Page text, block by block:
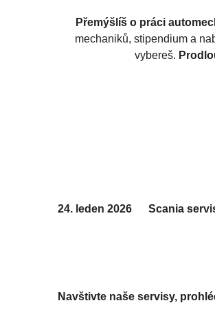
Přemýšlíš o práci
mechaniků, stipendium a
vybereš.
24. leden 2026 Scania
Navštiv­te naše servisy,